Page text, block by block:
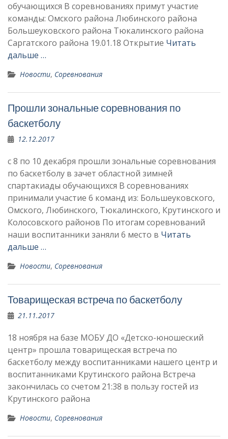
обучающихся В соревнованиях примут участие
команды: Омского района Любинского района
Большеуковского района Тюкалинского района
Саргатского района 19.01.18 Открытие Читать
дальше …
Новости, Соревнования
Прошли зональные соревнования по
баскетболу
12.12.2017
с 8 по 10 декабря прошли зональные соревнования
по баскетболу в зачет областной зимней
спартакиады обучающихся В соревнованиях
принимали участие 6 команд из: Большеуковского,
Омского, Любинского, Тюкалинского, Крутинского и
Колосовского районов По итогам соревнований
наши воспитанники заняли 6 место в Читать
дальше …
Новости, Соревнования
Товарищеская встреча по баскетболу
21.11.2017
18 ноября на базе МОБУ ДО «Детско-юношеский
центр» прошла товарищеская встреча по
баскетболу между воспитанниками нашего центр и
воспитанниками Крутинского района Встреча
закончилась со счетом 21:38 в пользу гостей из
Крутинского района
Новости, Соревнования